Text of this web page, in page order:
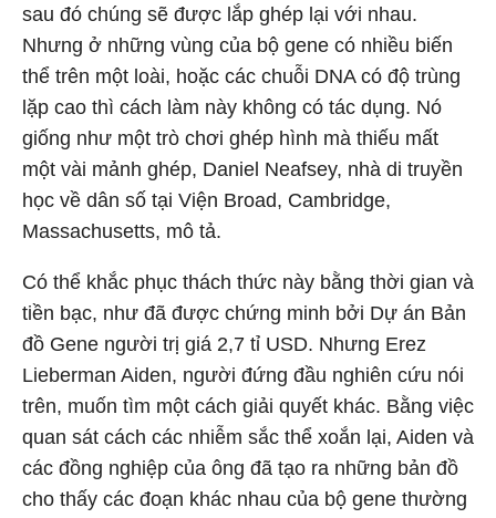
sau đó chúng sẽ được lắp ghép lại với nhau.
Nhưng ở những vùng của bộ gene có nhiều biến
thể trên một loài, hoặc các chuỗi DNA có độ trùng
lặp cao thì cách làm này không có tác dụng. Nó
giống như một trò chơi ghép hình mà thiếu mất
một vài mảnh ghép, Daniel Neafsey, nhà di truyền
học về dân số tại Viện Broad, Cambridge,
Massachusetts, mô tả.
Có thể khắc phục thách thức này bằng thời gian và
tiền bạc, như đã được chứng minh bởi Dự án Bản
đồ Gene người trị giá 2,7 tỉ USD. Nhưng Erez
Lieberman Aiden, người đứng đầu nghiên cứu nói
trên, muốn tìm một cách giải quyết khác. Bằng việc
quan sát cách các nhiễm sắc thể xoắn lại, Aiden và
các đồng nghiệp của ông đã tạo ra những bản đồ
cho thấy các đoạn khác nhau của bộ gene thường